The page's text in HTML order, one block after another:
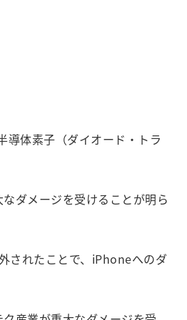
導体素子（ダイオード・トラ
ダメージを受けることが明ら
されたことで、iPhoneへのダ